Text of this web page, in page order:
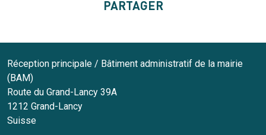
PARTAGER
Réception principale / Bâtiment administratif de la mairie
(BAM)
Route du Grand-Lancy 39A
1212 Grand-Lancy
Suisse